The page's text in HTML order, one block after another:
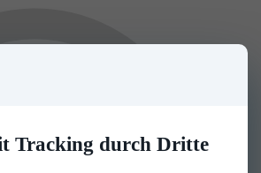
Tracking durch Dritte